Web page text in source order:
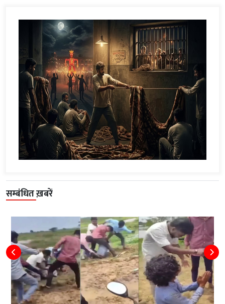
सम्बंधित ख़बरें